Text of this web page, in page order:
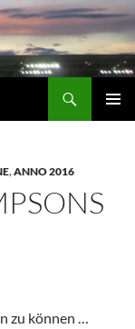
,ANNO 2016
zu können …